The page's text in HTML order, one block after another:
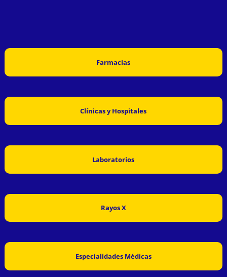
Farmacias
Clínicas y Hospitales
Laboratorios
Rayos X
Especialidades Médicas